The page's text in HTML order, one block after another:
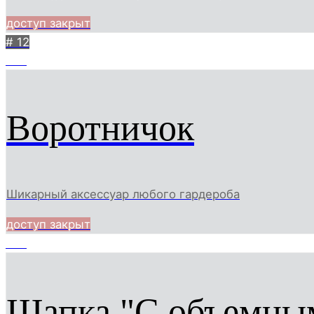
доступ закрыт
# 12
Воротничок
Шикарный аксессуар любого гардероба
доступ закрыт